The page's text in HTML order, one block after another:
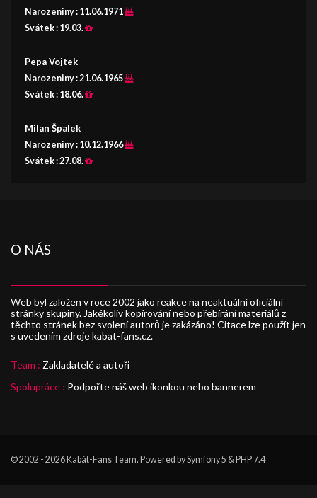
Narozeniny : 11.06.1971
Svátek : 19.03.
Pepa Vojtek
Narozeniny :21.06.1965
Svátek : 18.06.
Milan Špalek
Narozeniny : 10.12.1966
Svátek :27.08.
O NÁS
Web byl založen v roce 2002 jako reakce na neaktuální oficiální
stránky skupiny. Jakékoliv kopírování nebo přebírání materiálů z
těchto stránek bez svolení autorů je zakázáno! Citace lze použít jen
s uvedením zdroje kabat-fans.cz.
Team : Zakladatelé a autoři
Spolupráce : Podpořte náš web ikonkou nebo bannerem
© 2002 - 2026 Kabát-Fans Team. Powered by Symfony 5 & PHP 7.4